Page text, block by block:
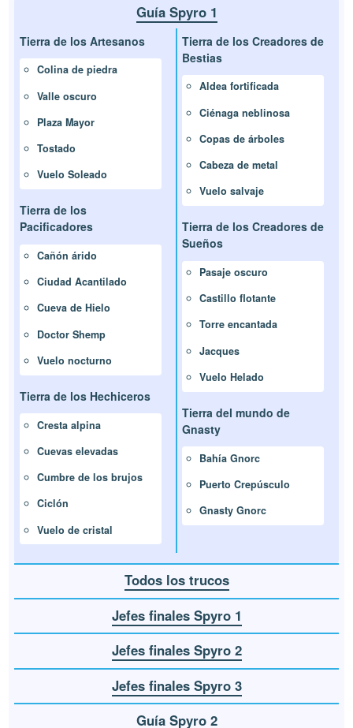
Guía Spyro 1
Tierra de los Artesanos
Colina de piedra
Valle oscuro
Plaza Mayor
Tostado
Vuelo Soleado
Tierra de los
Pacificadores
Cañón árido
Ciudad Acantilado
Cueva de Hielo
Doctor Shemp
Vuelo nocturno
Tierra de los Hechiceros
Cresta alpina
Cuevas elevadas
Cumbre de los brujos
Ciclón
Vuelo de cristal
Tierra de los Creadores de
Bestias
Aldea fortificada
Ciénaga neblinosa
Copas de árboles
Cabeza de metal
Vuelo salvaje
Tierra de los Creadores de
Sueños
Pasaje oscuro
Castillo flotante
Torre encantada
Jacques
Vuelo Helado
Tierra del mundo de
Gnasty
Bahía Gnorc
Puerto Crepúsculo
Gnasty Gnorc
Todos los trucos
Jefes finales Spyro 1
Jefes finales Spyro 2
Jefes finales Spyro 3
Guía Spyro 2